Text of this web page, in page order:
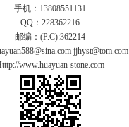
手机：13808551131
QQ：228362216
邮编：(P.C):362214
jjhyst@tom.com
www.huayuan-stone.com